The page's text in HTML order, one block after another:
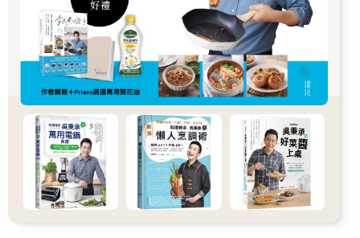
響」等進行了研究，但從根本上直接針對咖啡風味與水的關係來
討論的仍為少數。然而近來，從水中礦物質及咖啡風味的相關研
究為始，再到礦物質，尤其是陽離子對飲料味道的影響力，範圍
逐漸擴大到礦物質與咖啡萃取時間的關聯性，透過更科學性、更
有深度的研究，讓我們了解到水中的礦物質，是維護健康與設備
的要因，這些研究結果，可以說是幫助建立此觀念的催化劑。
從我剛開始進行研究，很難找到鉅細靡遺分析礦物質的資料，到
現在不僅資訊量龐大，還有許多更進一步的相關知識出現。對於
一心渴望找到正確咖啡風味的人，提供更多替代方案及研究方
向。而咖啡與水的背景知識，也被以更科學、更深入分析的狀態
呈現出來，這個過去僅被當作咖啡材料的水，成了獨立因素。水
的市場逐漸擴大，水跟濾水器市場，利用高度專業化的系統及更
先進的技術，增添了更多選擇性。但突然暴增的「水」資訊，難